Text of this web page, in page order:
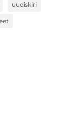
uudiskiri